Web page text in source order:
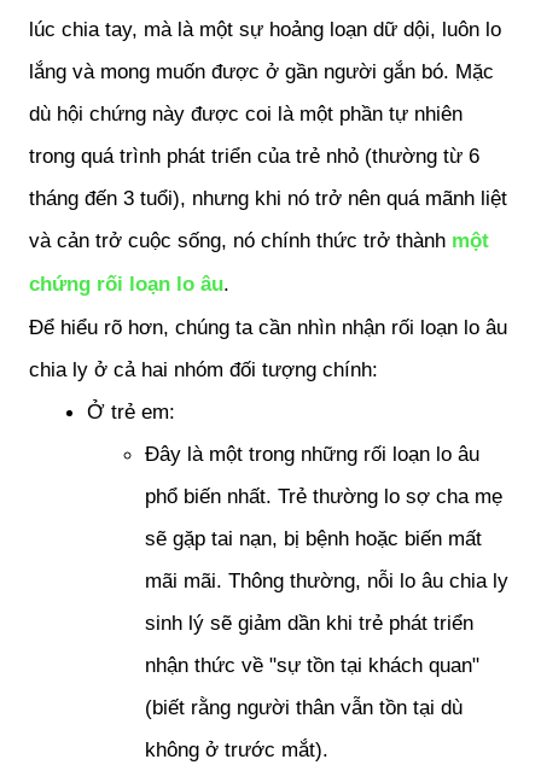
lúc chia tay, mà là một sự hoảng loạn dữ dội, luôn lo
lắng và mong muốn được ở gần người gắn bó. Mặc
dù hội chứng này được coi là một phần tự nhiên
trong quá trình phát triển của trẻ nhỏ (thường từ 6
tháng đến 3 tuổi), nhưng khi nó trở nên quá mãnh liệt
và cản trở cuộc sống, nó chính thức trở thành một
chứng rối loạn lo âu.
Để hiểu rõ hơn, chúng ta cần nhìn nhận rối loạn lo âu
chia ly ở cả hai nhóm đối tượng chính:
Ở trẻ em:
Đây là một trong những rối loạn lo âu
phổ biến nhất. Trẻ thường lo sợ cha mẹ
sẽ gặp tai nạn, bị bệnh hoặc biến mất
mãi mãi. Thông thường, nỗi lo âu chia ly
sinh lý sẽ giảm dần khi trẻ phát triển
nhận thức về "sự tồn tại khách quan"
(biết rằng người thân vẫn tồn tại dù
không ở trước mắt).